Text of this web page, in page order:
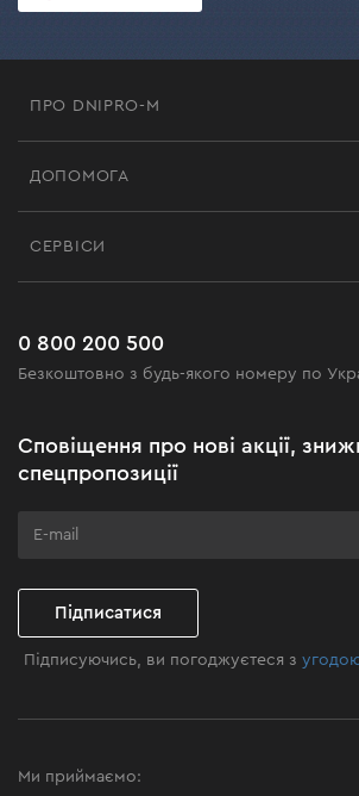
ПРО DNIPRO-M
Чорна п'ятниця
Клуб майстерності
ДОПОМОГА
Поширені запитання
СЕРВІСИ
0 800 200 500
Безкоштовно з будь-якого номеру по
Сповіщення про нові акції,
спецпропозиції
Підписатися
Підписуючись, ви погоджуєтеся з
Ми приймаємо: